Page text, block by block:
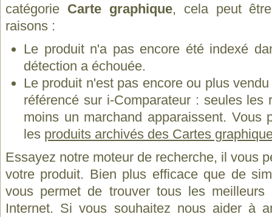
catégorie Carte graphique, cela peut
raisons :
Le produit n'a pas encore été indexé
détection a échouée.
Le produit n'est pas encore ou plus
référencé sur i-Comparateur : seules les
moins un marchand apparaissent. Vous
les produits archivés des Cartes
Essayez notre moteur de recherche, il vous
votre produit. Bien plus efficace que de
vous permet de trouver tous les
Internet. Si vous souhaitez nous aider à